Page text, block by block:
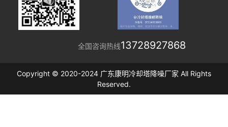
全国咨询热线13728927868
Copyright © 2020-2024 广东康明冷却塔降噪厂家 All Rights
Reserved.